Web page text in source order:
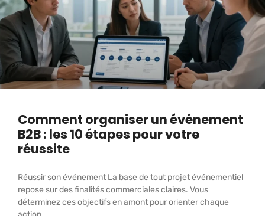
Comment organiser un événement
B2B : les 10 étapes pour votre
réussite
Réussir son événement La base de tout projet événementiel
repose sur des finalités commerciales claires. Vous
déterminez ces objectifs en amont pour orienter chaque